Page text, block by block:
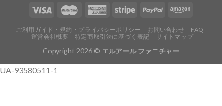
ご利用ガイド・規約・プライバシーポリシー お問い合わせ
FAQ
運営会社概要
特定商取引法に基づく表記 サイトマップ
Copyright 2026 © エルアール ファニチャー
UA-93580511-1